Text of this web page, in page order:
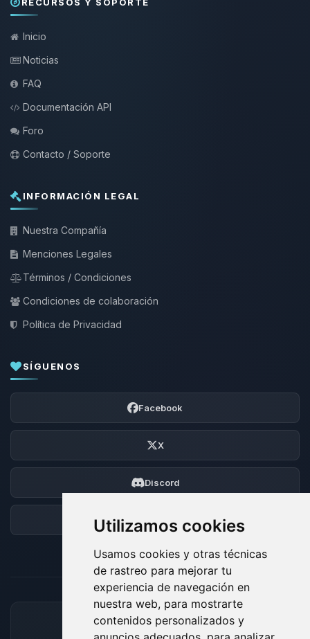
Utilizamos cookies
Usamos cookies y otras técnicas
de rastreo para mejorar tu
experiencia de navegación en
nuestra web, para mostrarte
contenidos personalizados y
Inicio
Noticias
FAQ
Documentación API
Foro
Contacto / Soporte
INFORMACIÓN LEGAL
Nuestra Compañía
Menciones Legales
Términos / Condiciones
Condiciones de colaboración
Política de Privacidad
SÍGUENOS
Facebook
X
Discord
Foro
MÉTODOS DE PAGO ACEPTADOS